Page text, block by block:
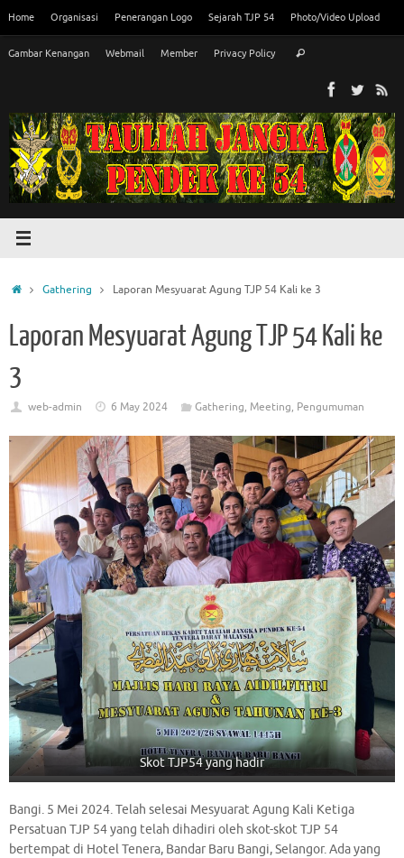
content
Home Organisasi Penerangan Logo Sejarah TJP 54 Photo/Video Upload
Gambar Kenangan Webmail Member Privacy Policy Search
HomeGathering Laporan Mesyuarat Agung TJP 54 Kali ke 3
Laporan Mesyuarat Agung TJP 54 Kali ke
3
web-admin 6 May 2024 Gathering, Meeting, Pengumuman
Skot TJP54 yang hadir
Bangi. 5 Mei 2024. Telah selesai Mesyuarat Agung Kali Ketiga
Persatuan TJP 54 yang telah dihadiri oleh skot-skot TJP 54
bertempat di Hotel Tenera, Bandar Baru Bangi, Selangor. Ada yang